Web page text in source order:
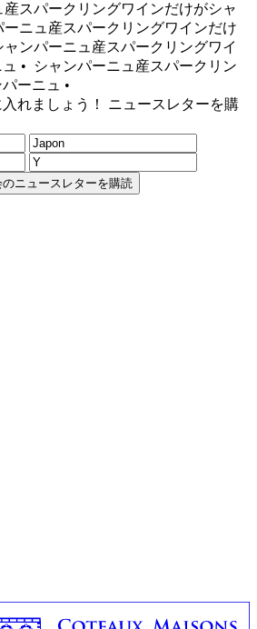
産スパークリングワインだけがシャ
ーニュ産スパークリングワインだけ
ャンパーニュ産スパークリングワイ
•
シャンパーニュ産スパークリン
ーニュ •
れましょう！ ニュースレターを購
ニュースレターを購読